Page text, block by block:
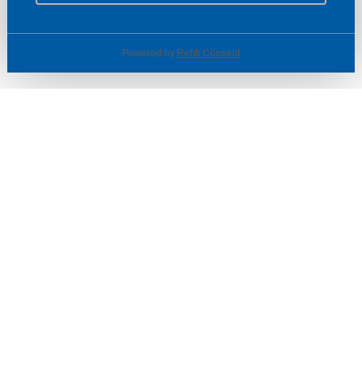
Powered by Rehti Consent